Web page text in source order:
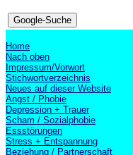
Home
Nach oben
Impressum/Vorwort
Stichwortverzeichnis
Neues auf dieser Website
Angst / Phobie
Depression + Trauer
Scham / Sozialphobie
Essstörungen
Stress + Entspannung
Beziehung / Partnerschaft